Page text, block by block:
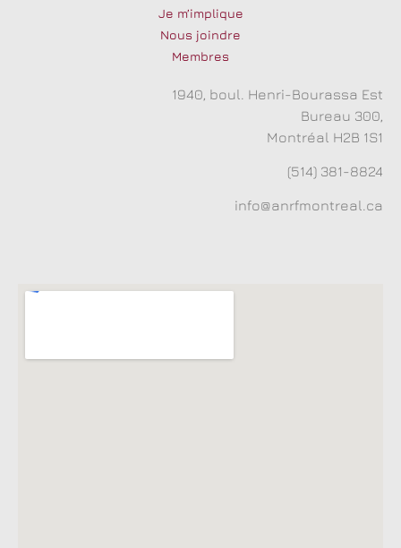
Je m’implique
Nous joindre
Membres
1940, boul. Henri-Bourassa Est
Bureau 300,
Montréal H2B 1S1
(514) 381-8824
info@anrfmontreal.ca